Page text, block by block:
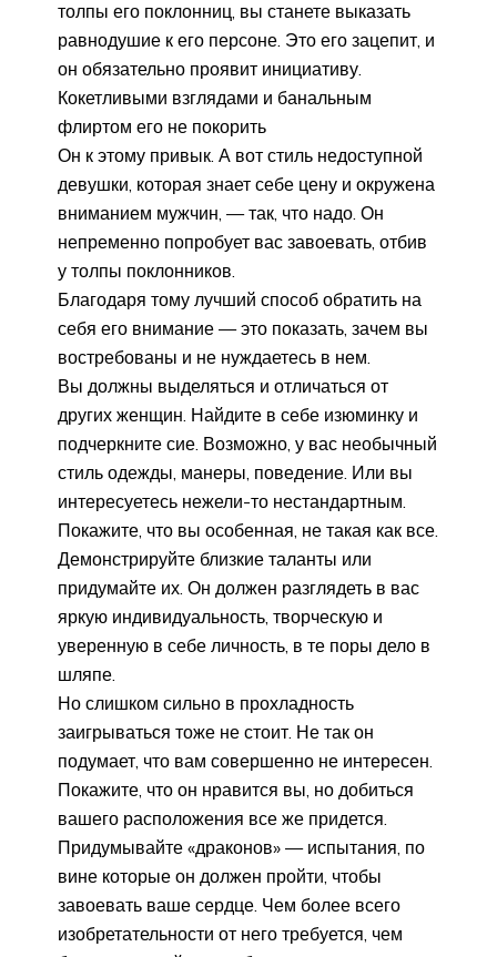
толпы его поклонниц, вы станете выказать
равнодушие к его персоне. Это его зацепит, и
он обязательно проявит инициативу.
Кокетливыми взглядами и банальным
флиртом его не покорить
Он к этому привык. А вот стиль недоступной
девушки, которая знает себе цену и окружена
вниманием мужчин, — так, что надо. Он
непременно попробует вас завоевать, отбив
у толпы поклонников.
Благодаря тому лучший способ обратить на
себя его внимание — это показать, зачем вы
востребованы и не нуждаетесь в нем.
Вы должны выделяться и отличаться от
других женщин. Найдите в себе изюминку и
подчеркните сие. Возможно, у вас необычный
стиль одежды, манеры, поведение. Или вы
интересуетесь нежели-то нестандартным.
Покажите, что вы особенная, не такая как все.
Демонстрируйте близкие таланты или
придумайте их. Он должен разглядеть в вас
яркую индивидуальность, творческую и
уверенную в себе личность, в те поры дело в
шляпе.
Но слишком сильно в прохладность
заигрываться тоже не стоит. Не так он
подумает, что вам совершенно не интересен.
Покажите, что он нравится вы, но добиться
вашего расположения все же придется.
Придумывайте «драконов» — испытания, по
вине которые он должен пройти, чтобы
завоевать ваше сердце. Чем более всего
изобретательности от него требуется, чем